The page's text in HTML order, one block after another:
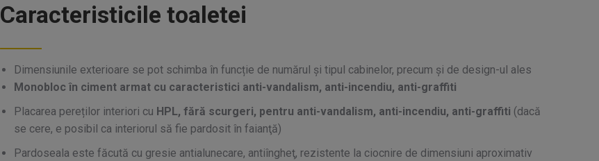
Caracteristicile toaletei
Dimensiunile exterioare se pot schimba în funcție de numărul și tipul cabinelor, precum și de design-ul ales
Monobloc în ciment armat cu caracteristici anti-vandalism, anti-incendiu, anti-graffiti
Placarea pereților interiori cu HPL, fără scurgeri, pentru anti-vandalism, anti-incendiu, anti-graffiti (dacă
se cere, e posibil ca interiorul să fie pardosit în faianţă)
Pardoseala este făcută cu gresie antialunecare, antiîngheţ, rezistente la ciocnire de dimensiuni aproximativ